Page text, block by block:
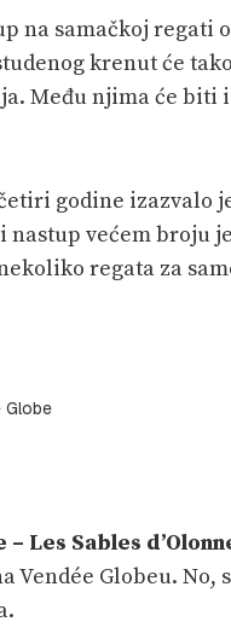
na samačkoj regati
krenut će
Među njima će biti
godine izazvalo
nastup većem broju
regata za
Globe
Les Sables
Vendée Globeu. No,